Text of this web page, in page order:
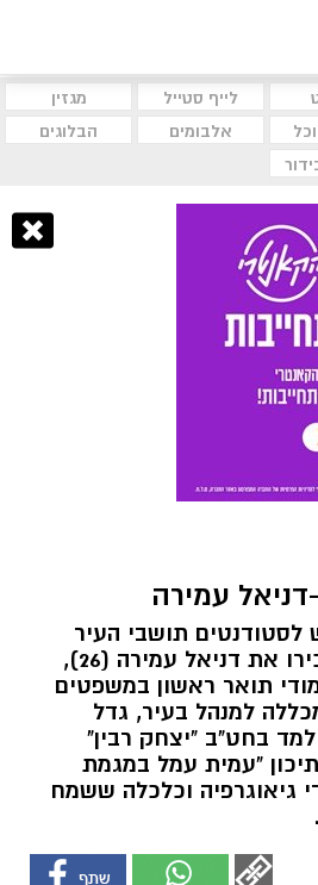
לייף סטייל
מגזין
אלבומים
הבלוגים
עמירה
לסטודנטים תושבי העיר
להגיד על עירנו? תכירו את דניאל עמירה (26),
תואר ראשון במשפטים
למנהל בעיר, גדל
למד בחט"ב "יצחק רבין"
"עמית עמל במגמת
גיאוגרפיה וכלכלה ששמח